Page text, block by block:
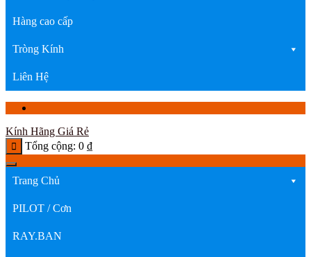
Hàng cao cấp
Tròng Kính
Liên Hệ
Kính Hãng Giá Rẻ
Tổng cộng: 0 ₫
Trang Chủ
PILOT / Cơn
RAY.BAN